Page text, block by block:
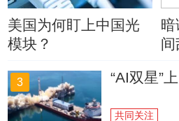
美国为何盯上中国光
模块？
暗
间
3 “AI双星”
共同关注